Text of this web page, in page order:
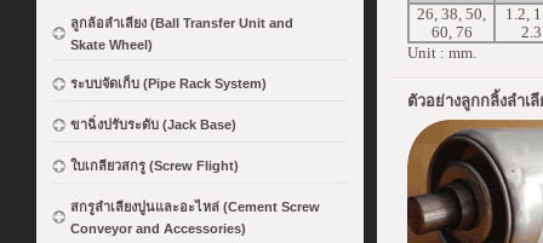
ลูกล้อลำเลียง (Ball Transfer Unit and
Skate Wheel)
ระบบจัดเก็บ (Pipe Rack System)
ขาฉิ่งปรับระดับ (Jack Base)
ใบเกลียวสกรู (Screw Flight)
สกรูลำเลียงปูนและอะไหล่ (Cement Screw
Conveyor and Accessories)
26, 38, 50,
60, 76
1.2,
2.3
Unit : mm.
ตัวอย่างลูกกลิ้งลำเ